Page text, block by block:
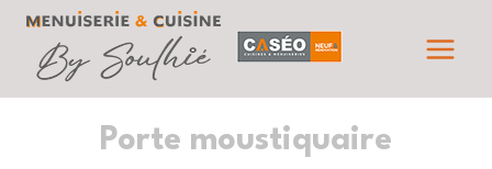
Aller
contenu
Porte moustiquaire